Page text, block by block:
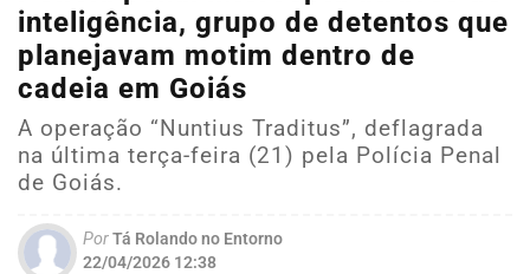
inteligência, grupo de detentos que
planejavam motim dentro de
cadeia em Goiás
A operação “Nuntius Traditus”, deflagrada
na última terça-feira (21) pela Polícia Penal
de Goiás.
PorTá Rolando no Entorno
22/04/2026 12:38